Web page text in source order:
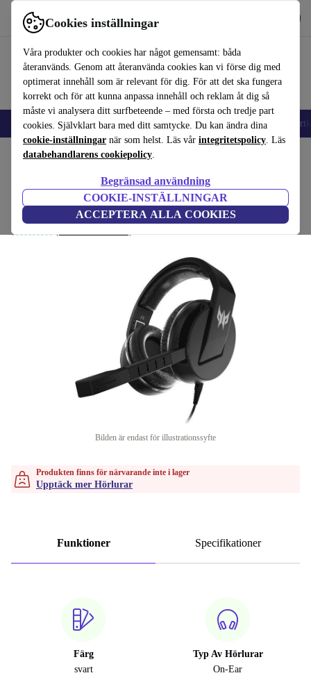
Cookies inställningar
Våra produkter och cookies har något gemensamt: båda
återanvänds. Genom att återanvända cookies kan vi förse dig med
optimerat innehåll som är relevant för dig. För att det ska fungera
korrekt och för att kunna anpassa innehåll och reklam åt dig så
måste vi analysera ditt surfbeteende – med första och tredje part
cookies. Självklart bara med ditt samtycke. Du kan ändra dina
cookie-inställningar när som helst. Läs vår integritetspolicy. Läs
databehandlarens cookiepolicy.
Begränsad användning
COOKIE-INSTÄLLNINGAR
ACCEPTERA ALLA COOKIES
Använd refurbed snabbt och enkelt
🎒 Back to school Mobiltelefoner Bärbara datorer Surfplattor
Hem Produkter Ljud Hörlurar
Acer Predator Galea 311
Svart
Bilden är endast för illustrationssyfte
Produkten finns för närvarande inte i lager
Upptäck mer Hörlurar
Funktioner Specifikationer
Färg
svart
Typ Av Hörlurar
On-Ear